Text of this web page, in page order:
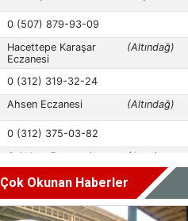
Çok Okunan Haberler